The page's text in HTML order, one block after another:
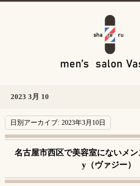
2023 3月 10
日別アーカイブ: 2023年3月10日
名古屋市西区で美容室にないメン
y（ヴァジー）